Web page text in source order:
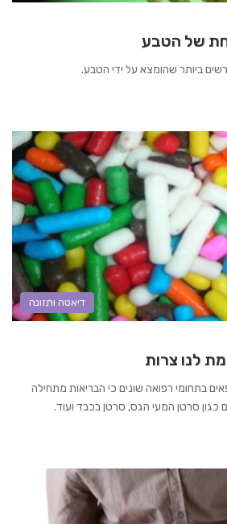
של הטבע
ביותר שהומצא על ידי הטבע.
דיאטה ותזונה
לנו צרות
בתחומי רפואה שונים כי הבריאות מתחילה
כגון סרטן המעי הגס, סרטן בכבד ועוד.